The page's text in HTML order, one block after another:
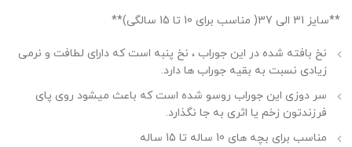
**سایز 31 الی 37( مناسب برای 10 تا 15 سالگی)**
نخ بافته شده در این جوراب ، نخ پنبه است که دارای لطافت و نرمی
زیادی نسبت به بقیه جوراب ها دارد.
سر دوزی این جوراب روسو شده است که باعث میشود روی پای
فرزندتون زخم یا اثری به جا نگذارد.
مناسب برای بچه های 10 ساله تا 15 ساله